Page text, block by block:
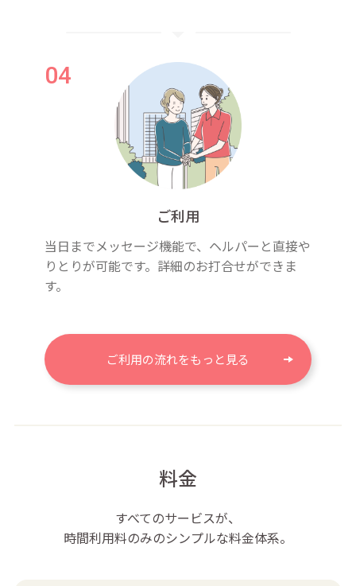
ご利用
当日までメッセージ機能で、ヘルパーと直接や
りとりが可能です。詳細のお打合せができま
す。
ご利用の流れをもっと見る
料金
すべてのサービスが、
時間利用料のみのシンプルな料金体系。